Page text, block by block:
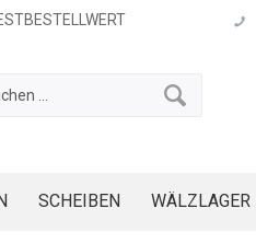
SCHEIBEN WÄLZLAGER